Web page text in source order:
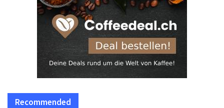
Recommended